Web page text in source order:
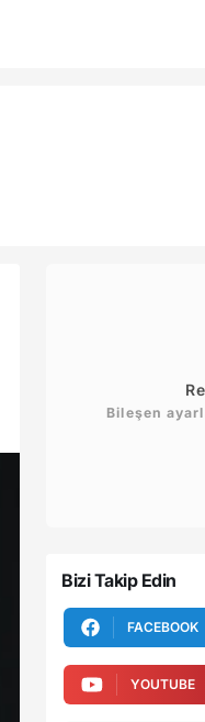
Bileşen
Bizi Takip Edin
FACEBOOK
YOUTUBE